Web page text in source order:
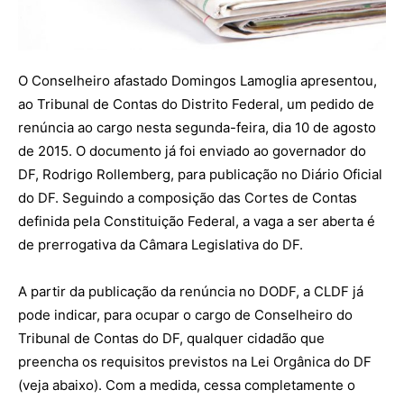
O Conselheiro afastado Domingos Lamoglia apresentou,
ao Tribunal de Contas do Distrito Federal, um pedido de
renúncia ao cargo nesta segunda-feira, dia 10 de agosto
de 2015. O documento já foi enviado ao governador do
DF, Rodrigo Rollemberg, para publicação no Diário Oficial
do DF. Seguindo a composição das Cortes de Contas
definida pela Constituição Federal, a vaga a ser aberta é
de prerrogativa da Câmara Legislativa do DF.
A partir da publicação da renúncia no DODF, a CLDF já
pode indicar, para ocupar o cargo de Conselheiro do
Tribunal de Contas do DF, qualquer cidadão que
preencha os requisitos previstos na Lei Orgânica do DF
(veja abaixo). Com a medida, cessa completamente o